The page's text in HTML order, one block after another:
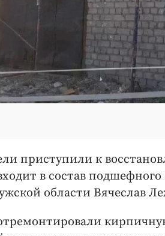
приступили к
в состав
области Вячеслав